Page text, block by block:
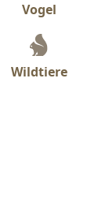
Vogel
Wildtiere